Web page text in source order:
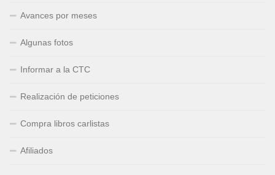
Avances por meses
Algunas fotos
Informar a la CTC
Realización de peticiones
Compra libros carlistas
Afiliados